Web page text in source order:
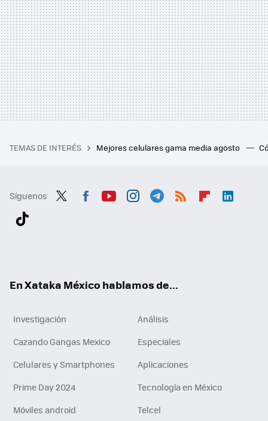
TEMAS DE INTERÉS Mejores celulares gama media agosto
Síguenos
En Xataka México hablamos de...
Investigación
Análisis
Cazando Gangas Mexico
Especiales
Celulares y Smartphones
Aplicaciones
Prime Day 2024
Tecnología en México
Móviles android
Telcel